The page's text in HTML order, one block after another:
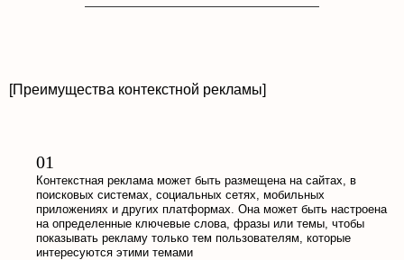
[Преимущества контекстной рекламы]
Контекстная реклама может быть размещена на сайтах, в
поисковых системах, социальных сетях, мобильных
приложениях и других платформах. Она может быть настроена
на определенные ключевые слова, фразы или темы, чтобы
показывать рекламу только тем пользователям, которые
интересуются этими темами